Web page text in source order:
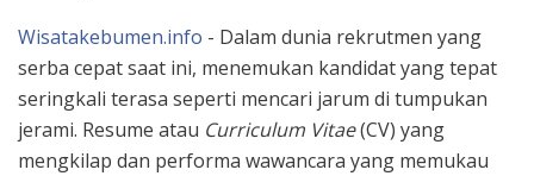
Wisatakebumen.info - Dalam dunia rekrutmen yang
serba cepat saat ini, menemukan kandidat yang tepat
seringkali terasa seperti mencari jarum di tumpukan
jerami. Resume atau Curriculum Vitae(CV) yang
mengkilap dan performa wawancara yang memukau